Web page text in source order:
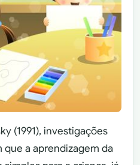
(1991), investigações
a aprendizagem da